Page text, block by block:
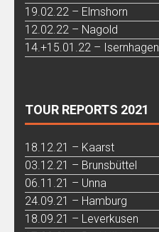
19.02.22 – Elmshorn
12.02.22 – Nagold
14.+15.01.22 – Isernhagen
TOUR REPORTS 2021
18.12.21 – Kaarst
03.12.21 – Brunsbüttel
06.11.21 – Unna
24.09.21 – Hamburg
18.09.21 – Leverkusen